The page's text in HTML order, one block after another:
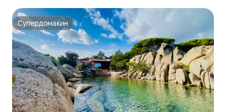
Супердомаќин
Супердомаќин